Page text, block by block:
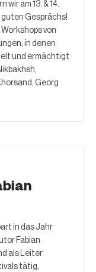
wir am 13. & 14.
guten Gesprächs!
von
in denen
und ermächtigt
Georg
in das Jahr
Fabian
als Leiter
tätig,